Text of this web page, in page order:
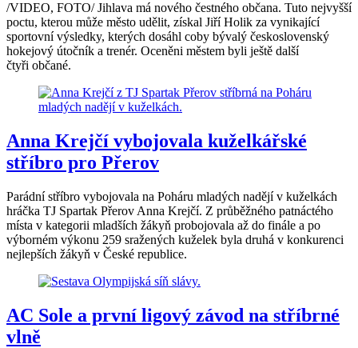
/VIDEO, FOTO/ Jihlava má nového čestného občana. Tuto nejvyšší
poctu, kterou může město udělit, získal Jiří Holik za vynikající
sportovní výsledky, kterých dosáhl coby bývalý československý
hokejový útočník a trenér. Oceněni městem byli ještě další
čtyři občané.
Anna Krejčí vybojovala kuželkářské
stříbro pro Přerov
Parádní stříbro vybojovala na Poháru mladých nadějí v kuželkách
hráčka TJ Spartak Přerov Anna Krejčí. Z průběžného patnáctého
místa v kategorii mladších žákyň probojovala až do finále a po
výborném výkonu 259 sražených kuželek byla druhá v konkurenci
nejlepších žákyň v České republice.
AC Sole a první ligový závod na stříbrné
vlně